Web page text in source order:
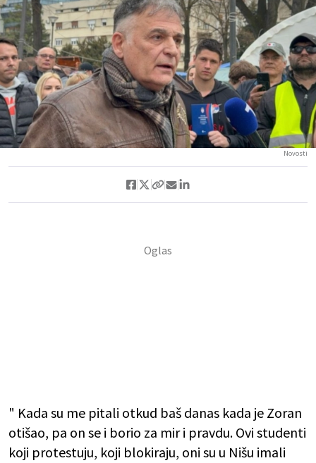
Novosti
" Kada su me pitali otkud baš danas kada je Zoran
otišao, pa on se i borio za mir i pravdu. Ovi studenti
koji protestuju, koji blokiraju, oni su u Nišu imali